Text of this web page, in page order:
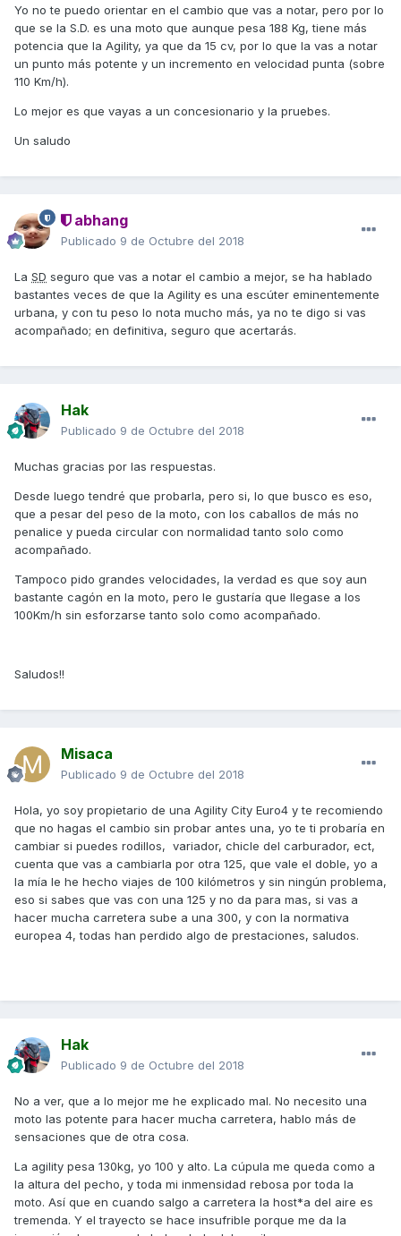
reclamación en el taller porque me querían cobrar.
La cuestión es que soy un tío grandote, de 1,82 y unos
100kg y se me hace una moto pequeña. Sobre todo cuando
voy por carretera, que no se si por mi inexperiencia o por
es como ir en una barca de lo que se menea con el aire.
puede conmigo.
Ahora voy a tener que coger un poco de carretera para ir a
descabellado, unos 18 km diarios.
Quería preguntar si alguien que haya hecho un cambio
Saludos y gracias
Yo no te puedo orientar en el cambio que vas a notar, pero por lo
que se la S.D. es una moto que aunque pesa 188 Kg, tiene más
potencia que la Agility, ya que da 15 cv, por lo que la vas a notar
un punto más potente y un incremento en velocidad punta (sobre
110 Km/h).
Lo mejor es que vayas a un concesionario y la pruebes.
Un saludo
abhang
Publicado 9 de Octubre del 2018
La SD seguro que vas a notar el cambio a mejor, se ha hablado
bastantes veces de que la Agility es una escúter eminentemente
urbana, y con tu peso lo nota mucho más, ya no te digo si vas
acompañado; en definitiva, seguro que acertarás.
Hak
Publicado 9 de Octubre del 2018
Muchas gracias por las respuestas.
Desde luego tendré que probarla, pero si, lo que busco es eso,
que a pesar del peso de la moto, con los caballos de más no
penalice y pueda circular con normalidad tanto solo como
acompañado.
Tampoco pido grandes velocidades, la verdad es que soy aun
bastante cagón en la moto, pero le gustaría que llegase a los
100Km/h sin esforzarse tanto solo como acompañado.
Saludos!!
Misaca
Publicado 9 de Octubre del 2018
Hola, yo soy propietario de una Agility City Euro4 y te recomiendo
que no hagas el cambio sin probar antes una, yo te ti probaría en
cambiar si puedes rodillos, variador, chicle del carburador, ect,
cuenta que vas a cambiarla por otra 125, que vale el doble, yo a
la mía le he hecho viajes de 100 kilómetros y sin ningún problema,
eso si sabes que vas con una 125 y no da para mas, si vas a
hacer mucha carretera sube a una 300, y con la normativa
europea 4, todas han perdido algo de prestaciones, saludos.
Hak
Publicado 9 de Octubre del 2018
No a ver, que a lo mejor me he explicado mal. No necesito una
moto las potente para hacer mucha carretera, hablo más de
sensaciones que de otra cosa.
La agility pesa 130kg, yo 100 y alto. La cúpula me queda como a
la altura del pecho, y toda mi inmensidad rebosa por toda la
moto. Así que en cuando salgo a carretera la host*a del aire es
tremenda. Y el trayecto se hace insufrible porque me da la